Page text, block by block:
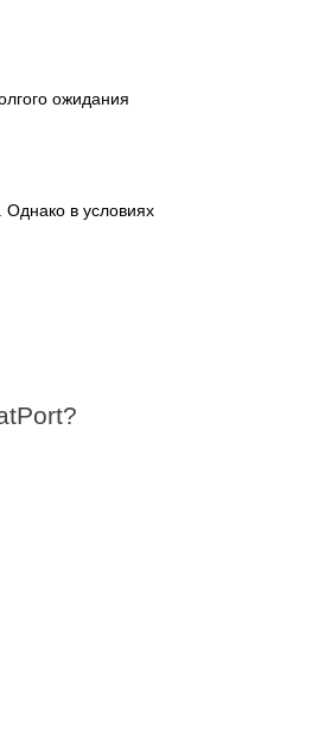
ожидания
в условиях